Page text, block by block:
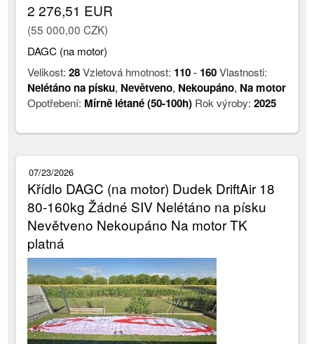
2 276,51 EUR
(55 000,00 CZK)
DAGC (na motor)
Velikost:28Vzletová hmotnost: 110- 160Vlastnosti:
Nelétáno na písku, Nevětveno, Nekoupáno, Na motor
Opotřebení: Mírně létané (50-100h) Rok výroby:2025
07/23/2026
Křídlo DAGC (na motor) Dudek DriftAir 18
80-160kg Žádné SIV Nelétáno na písku
Nevětveno Nekoupáno Na motor TK
platná